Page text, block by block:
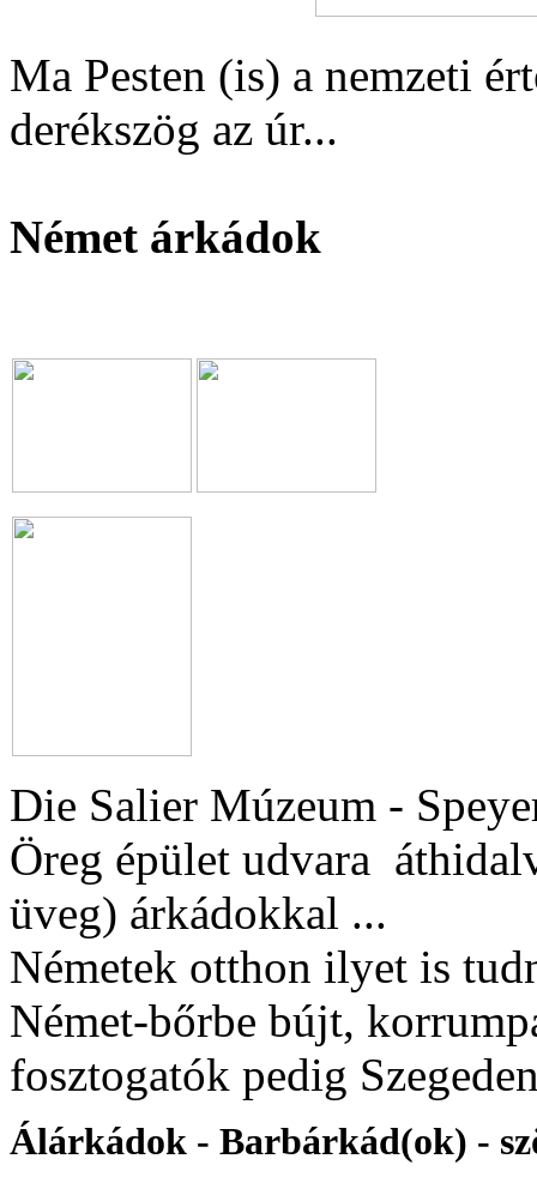
Ma Pesten (is) a nemzeti
derékszög az úr...
Német árkádok
Die Salier Múzeum -
Öreg épület udvara
üveg) árkádokkal ...
Németek otthon ilyet is
Német-bőrbe bújt,
fosztogatók pedig
Álárkádok - Barbárkád(ok) -